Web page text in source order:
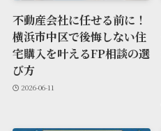
不動産会社に任せる前に！
横浜市中区で後悔しない住
宅購入を叶えるFP相談の選
び方
2026-06-11